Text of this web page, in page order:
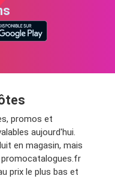
promos et
aujourd'hui.
en magasin, mais
prix le plus bas et